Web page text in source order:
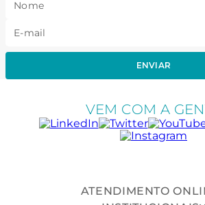
ENVIAR
VEM COM A
ATENDIMENTO